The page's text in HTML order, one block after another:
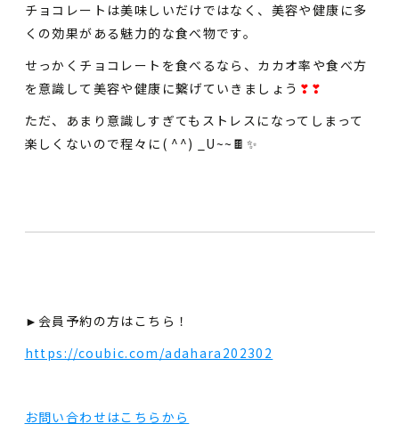
チョコレートは美味しいだけではなく、美容や健康に多
くの効果がある魅力的な食べ物です。
せっかくチョコレートを食べるなら、カカオ率や食べ方
を意識して美容や健康に繋げていきましょう ❣❣
ただ、あまり意識しすぎてもストレスになってしまって
楽しくないので程々に( ^^) _U~~🍫✨
►会員予約の方はこちら！
https://coubic.com/adahara202302
お問い合わせはこちらから